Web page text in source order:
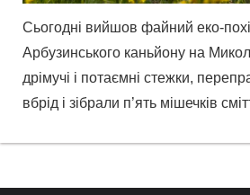
Сьогодні вийшов файний еко-
Арбузинського каньйону на
дрімучі і потаємні стежки,
вбрід і зібрали п’ять мішечків